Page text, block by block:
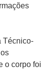
Técnico-
o corpo foi